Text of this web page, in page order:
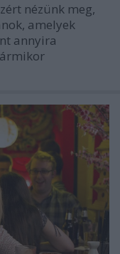
nézünk meg,
amelyek
annyira